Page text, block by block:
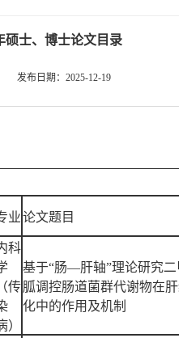
硕士、博士论文目录
发布日期：2025-12-19
业论文题目
科
（传
）
基于“肠—肝轴”理论研究二
胍调控肠道菌群代谢物在肝
化中的作用及机制